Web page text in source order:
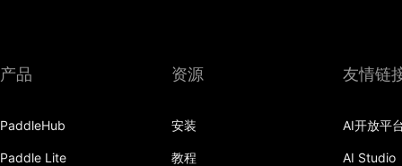
产品
PaddleHub
Paddle Lite
资源
安装
教程
友情链
AI开放平
AI Studio